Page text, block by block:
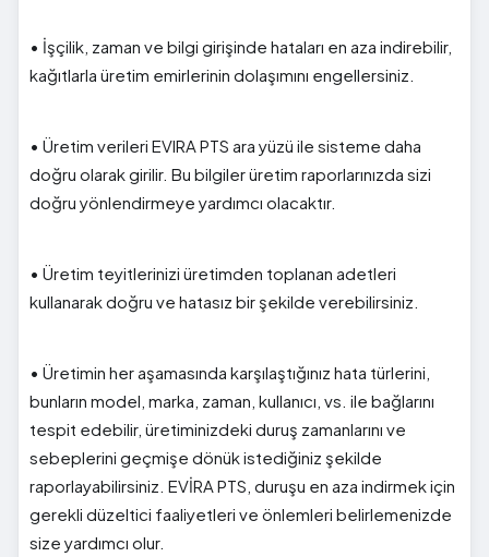
• İşçilik, zaman ve bilgi girişinde hataları en aza indirebilir,
kağıtlarla üretim emirlerinin dolaşımını engellersiniz.
• Üretim verileri EVIRA PTS ara yüzü ile sisteme daha
doğru olarak girilir. Bu bilgiler üretim raporlarınızda sizi
doğru yönlendirmeye yardımcı olacaktır.
• Üretim teyitlerinizi üretimden toplanan adetleri
kullanarak doğru ve hatasız bir şekilde verebilirsiniz.
• Üretimin her aşamasında karşılaştığınız hata türlerini,
bunların model, marka, zaman, kullanıcı, vs. ile bağlarını
tespit edebilir, üretiminizdeki duruş zamanlarını ve
sebeplerini geçmişe dönük istediğiniz şekilde
raporlayabilirsiniz. EVİRA PTS, duruşu en aza indirmek için
gerekli düzeltici faaliyetleri ve önlemleri belirlemenizde
size yardımcı olur.